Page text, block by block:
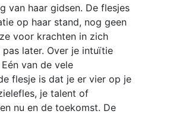
van haar gidsen. De flesjes
op haar stand, nog geen
voor krachten in zich
later. Over je intuïtie
van de vele
flesje is dat je er vier op je
je talent of
nu en de toekomst. De